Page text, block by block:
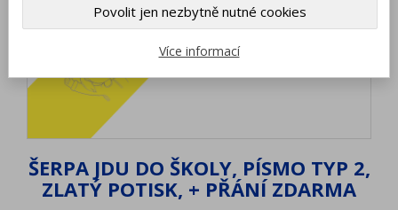
ŠERPA JDU DO ŠKOLY, PÍSMO TYP 2,
ZLATÝ POTISK, + PŘÁNÍ ZDARMA
Povolit jen nezbytně nutné cookies
Více informací